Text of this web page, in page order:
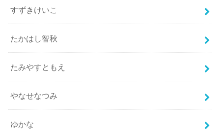
すずきけいこ
たかはし智秋
たみやすともえ
やなせなつみ
ゆかな